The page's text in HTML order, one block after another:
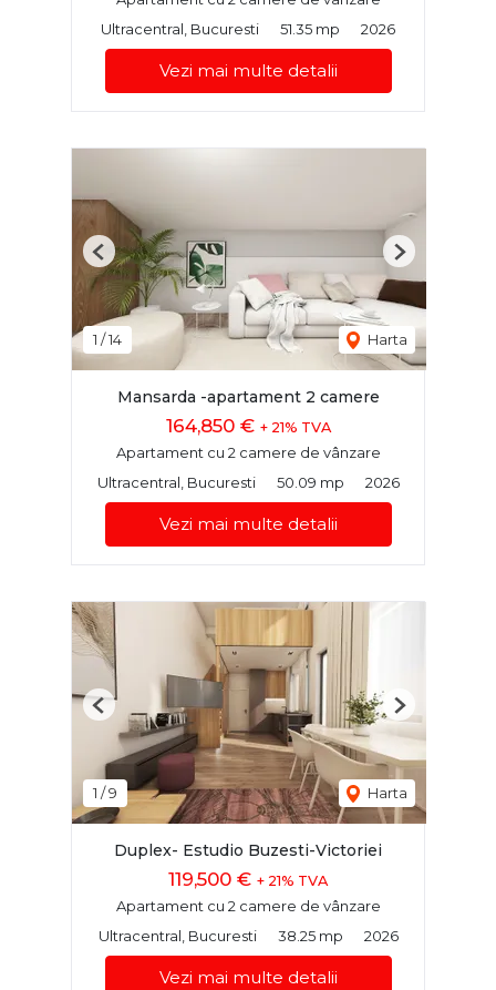
Ultracentral, Bucuresti
51.35 mp 2026
Vezi mai multe detalii
1 /14 Harta
Previous Next
Mansarda -apartament 2 camere
164,850 € + 21% TVA
Apartament cu 2 camere de vânzare
Ultracentral, Bucuresti
50.09 mp 2026
Vezi mai multe detalii
1 /9 Harta
Previous Next
Duplex- Estudio Buzesti-Victoriei
119,500 € + 21% TVA
Apartament cu 2 camere de vânzare
Ultracentral, Bucuresti
38.25 mp 2026
Vezi mai multe detalii